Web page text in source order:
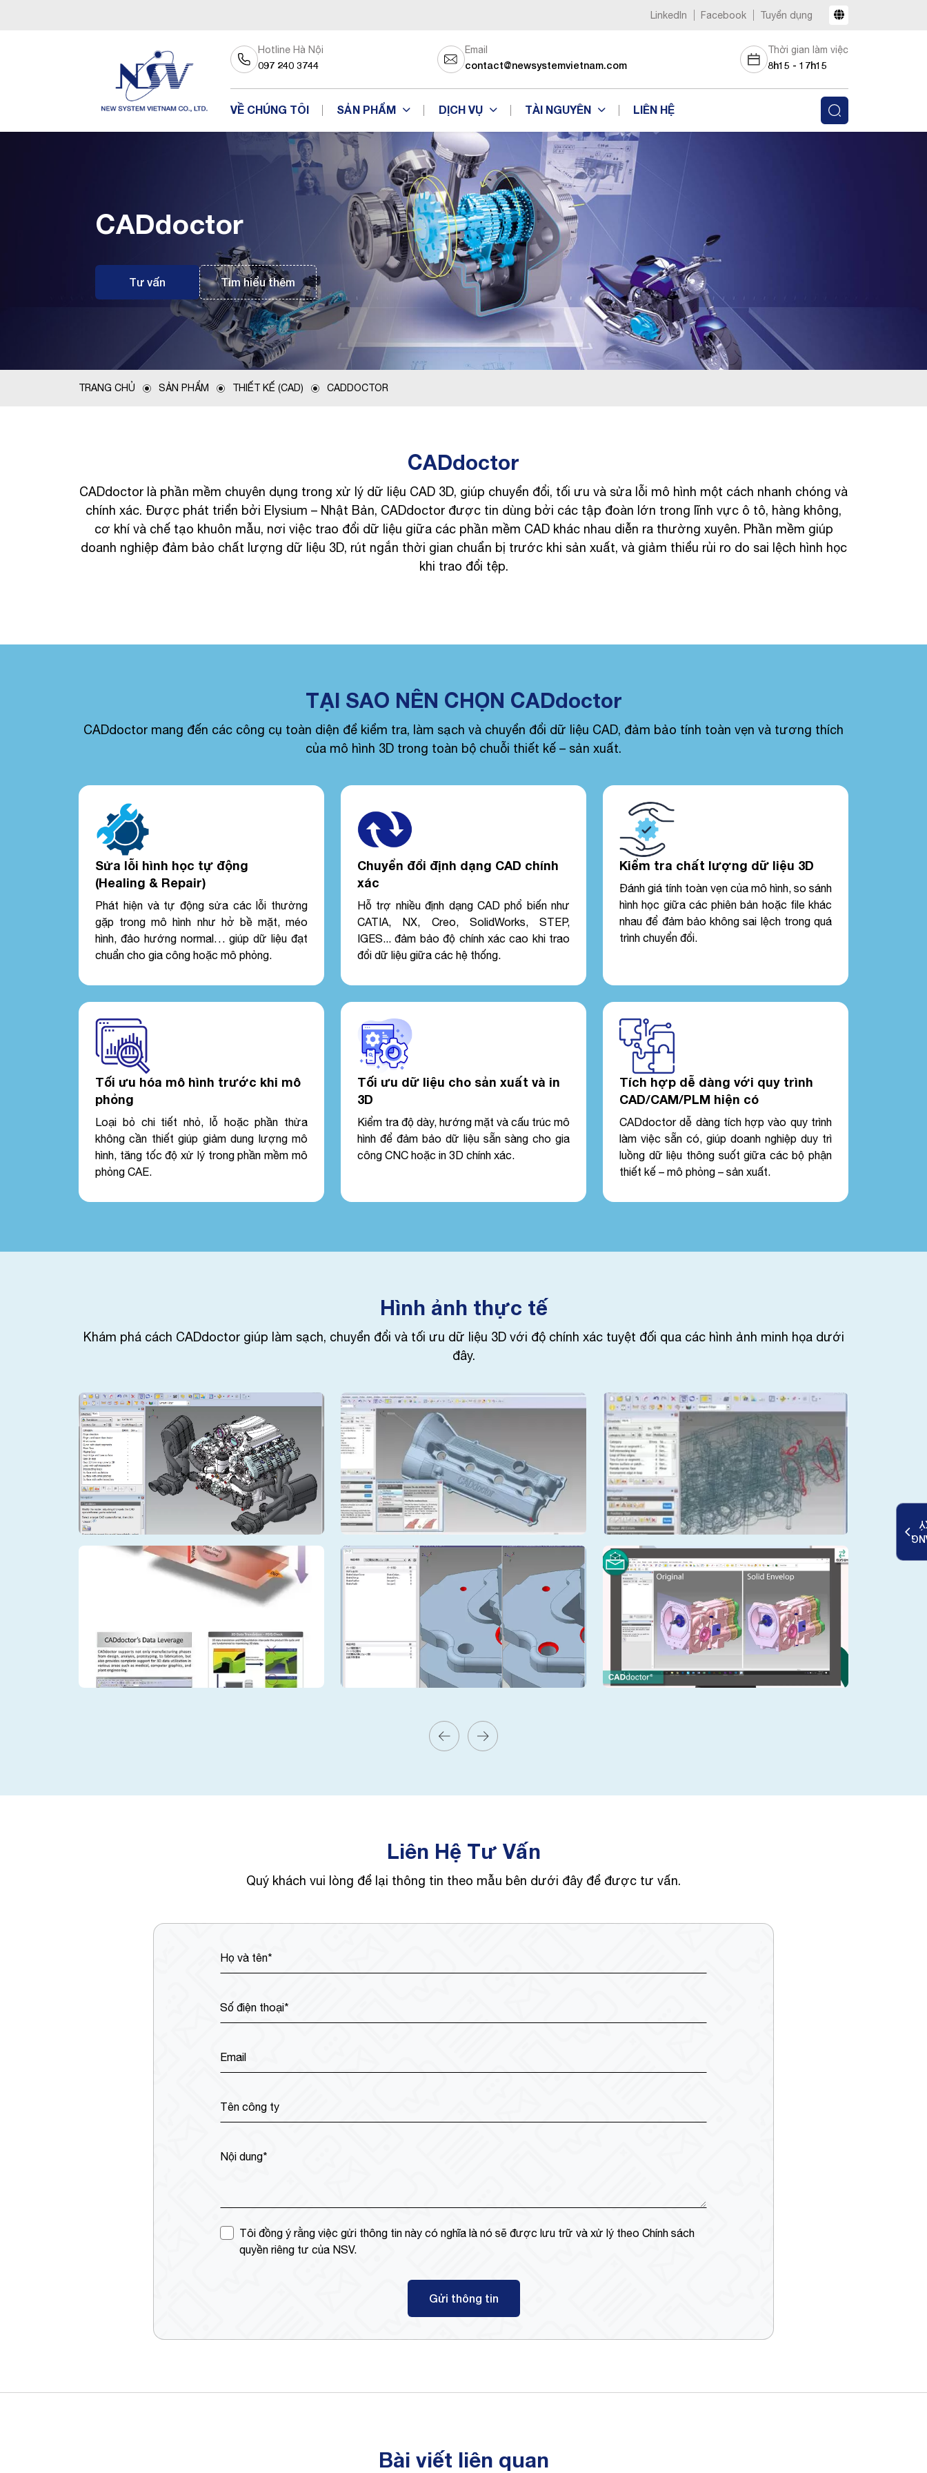
LinkedIn Facebook Tuyển dụng
Hotline Hà Nội
097 240 3744
Email
contact@newsystemvietnam.com
Thời gian làm việc
8h15 - 17h15
VỀ CHÚNG TÔI SẢN PHẨM DỊCH VỤ TÀI NGUYÊN LIÊN HỆ
CADdoctor
Tư vấn Tìm hiểu thêm
TRANG CHỦ SẢN PHẨM THIẾT KẾ (CAD) CADDOCTOR
CADdoctor
CADdoctor là phần mềm chuyên dụng trong xử lý dữ liệu CAD 3D, giúp chuyển đổi, tối ưu và sửa lỗi mô hình một cách nhanh chóng và
chính xác. Được phát triển bởi Elysium – Nhật Bản, CADdoctor được tin dùng bởi các tập đoàn lớn trong lĩnh vực ô tô, hàng không,
cơ khí và chế tạo khuôn mẫu, nơi việc trao đổi dữ liệu giữa các phần mềm CAD khác nhau diễn ra thường xuyên. Phần mềm giúp
doanh nghiệp đảm bảo chất lượng dữ liệu 3D, rút ngắn thời gian chuẩn bị trước khi sản xuất, và giảm thiểu rủi ro do sai lệch hình học
khi trao đổi tệp.
TẠI SAO NÊN CHỌN CADdoctor
CADdoctor mang đến các công cụ toàn diện để kiểm tra, làm sạch và chuyển đổi dữ liệu CAD, đảm bảo tính toàn vẹn và tương thích
của mô hình 3D trong toàn bộ chuỗi thiết kế – sản xuất.
Sửa lỗi hình học tự động
(Healing & Repair)
Phát hiện và tự động sửa các lỗi thường
gặp trong mô hình như hở bề mặt, méo
hình, đảo hướng normal… giúp dữ liệu đạt
chuẩn cho gia công hoặc mô phỏng.
Chuyển đổi định dạng CAD chính
xác
Hỗ trợ nhiều định dạng CAD phổ biến như
CATIA, NX, Creo, SolidWorks, STEP,
IGES... đảm bảo độ chính xác cao khi trao
đổi dữ liệu giữa các hệ thống.
Kiểm tra chất lượng dữ liệu 3D
Đánh giá tính toàn vẹn của mô hình, so sánh
hình học giữa các phiên bản hoặc file khác
nhau để đảm bảo không sai lệch trong quá
trình chuyển đổi.
Tối ưu hóa mô hình trước khi mô
phỏng
Loại bỏ chi tiết nhỏ, lỗ hoặc phần thừa
không cần thiết giúp giảm dung lượng mô
hình, tăng tốc độ xử lý trong phần mềm mô
phỏng CAE.
Tối ưu dữ liệu cho sản xuất và in
3D
Kiểm tra độ dày, hướng mặt và cấu trúc mô
hình để đảm bảo dữ liệu sẵn sàng cho gia
công CNC hoặc in 3D chính xác.
Tích hợp dễ dàng với quy trình
CAD/CAM/PLM hiện có
CADdoctor dễ dàng tích hợp vào quy trình
làm việc sẵn có, giúp doanh nghiệp duy trì
luồng dữ liệu thông suốt giữa các bộ phận
thiết kế – mô phỏng – sản xuất.
Hình ảnh thực tế
Khám phá cách CADdoctor giúp làm sạch, chuyển đổi và tối ưu dữ liệu 3D với độ chính xác tuyệt đối qua các hình ảnh minh họa dưới
đây.
Liên Hệ Tư Vấn
Quý khách vui lòng để lại thông tin theo mẫu bên dưới đây để được tư vấn.
Họ và tên*
Số điện thoại*
Email
Tên công ty
Nội dung*
Tôi đồng ý rằng việc gửi thông tin này có nghĩa là nó sẽ được lưu trữ và xử lý theo Chính sách
quyền riêng tư của NSV.
Gửi thông tin
Bài viết liên quan